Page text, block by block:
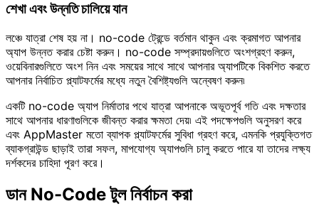
শেখা এবং উন্নতি চালিয়ে যান
লঞ্চে যাত্রা শেষ হয় না। no-code ট্রেন্ডে বর্তমান থাকুন এবং ক্রমাগত আপনার
অ্যাপ উন্নত করার চেষ্টা করুন। no-code সম্প্রদায়গুলিতে অংশগ্রহণ করুন,
ওয়েবিনারগুলিতে অংশ নিন এবং সময়ের সাথে সাথে আপনার অ্যাপটিকে বিকশিত করতে
আপনার নির্বাচিত প্ল্যাটফর্মের মধ্যে নতুন বৈশিষ্ট্যগুলি অন্বেষণ করুন৷
একটি no-code অ্যাপ নির্মাতার পথে যাত্রা আপনাকে অভূতপূর্ব গতি এবং দক্ষতার
সাথে আপনার ধারণাগুলিকে জীবন্ত করার ক্ষমতা দেয়৷ এই পদক্ষেপগুলি অনুসরণ করে
এবং AppMaster মতো ব্যাপক প্ল্যাটফর্মের সুবিধা গ্রহণ করে, এমনকি প্রযুক্তিগত
ব্যাকগ্রাউন্ড ছাড়াই তারা সফল, মাপযোগ্য অ্যাপগুলি চালু করতে পারে যা তাদের লক্ষ্য
দর্শকদের চাহিদা পূরণ করে।
ডান No-Code টুল নির্বাচন করা